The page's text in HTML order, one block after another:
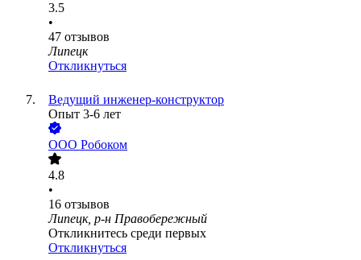
3.5
•
47 отзывов
Липецк
Откликнуться
Ведущий инженер-конструктор
Опыт 3-6 лет
ООО Робоком
4.8
•
16 отзывов
Липецк, р-н Правобережный
Откликнитесь среди первых
Откликнуться